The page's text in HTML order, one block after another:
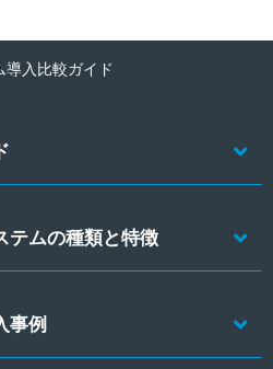
導入比較ガイド
テムの種類と特徴
事例